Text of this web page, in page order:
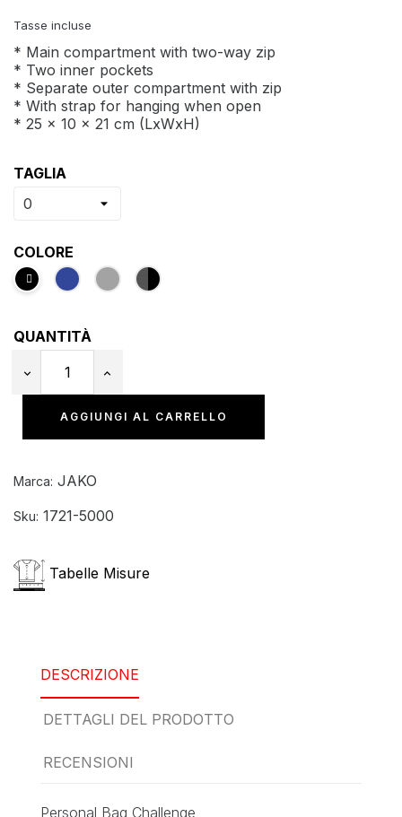
Tasse incluse
* Main compartment with two-way zip
* Two inner pockets
* Separate outer compartment with zip
* With strap for hanging when open
* 25 x 10 x 21 cm (LxWxH)
TAGLIA
COLORE
QUANTITÀ
AGGIUNGI AL CARRELLO
Marca: JAKO
Sku: 1721-5000
Tabelle Misure
DESCRIZIONE
DETTAGLI DEL PRODOTTO
RECENSIONI
Personal Bag Challenge